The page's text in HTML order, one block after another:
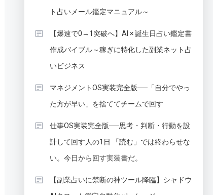
ト占いメール鑑定マニュアル～
【爆速で0→1突破へ】AI × 誕生日占い鑑定書
作成バイブル～稼ぎに特化した副業ネット占
いビジネス
マネジメントOS実装完全版──「自分でやっ
た方が早い」を捨ててチームで回す
仕事OS実装完全版──思考・判断・行動を設
計して回す人の1日 「読む」では終わらせな
い。今日から回す実装書だ。
【副業占いに禁断の神ツール降臨】シャドウ